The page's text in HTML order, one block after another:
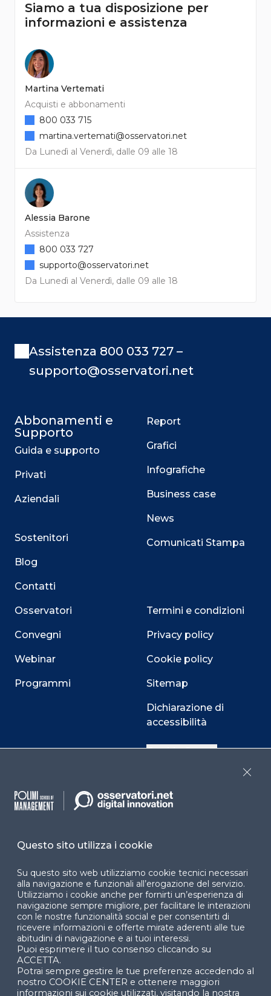
Siamo a tua disposizione per
informazioni e assistenza
Martina Vertemati
Acquisti e abbonamenti
Da Lunedì al Venerdì, dalle 09 alle 18
800 033 715
martina.vertemati@osservatori.net
Alessia Barone
Assistenza
Da Lunedì al Venerdì, dalle 09 alle 18
800 033 727
supporto@osservatori.net
Assistenza 800 033 727 –
supporto@osservatori.net
Abbonamenti e
Supporto
Guida e supporto
Privati
Aziendali
Sostenitori
Blog
Contatti
Osservatori
Convegni
Webinar
Programmi
Report
Grafici
Infografiche
Business case
News
Comunicati Stampa
Termini e condizioni
Privacy policy
Cookie policy
Sitemap
Dichiarazione di
accessibilità
Cookie Center
Facebook LinkedIn
© 2024 Copyright © Politecnico di Milano Dipartimento
di Ingegneria Gestionale
Questo sito utilizza i cookie
Su questo sito web utilizziamo cookie tecnici necessari
alla navigazione e funzionali all’erogazione del servizio.
Utilizziamo i cookie anche per fornirti un’esperienza di
navigazione sempre migliore, per facilitare le interazioni
con le nostre funzionalità social e per consentirti di
ricevere informazioni e offerte mirate aderenti alle tue
abitudini di navigazione e ai tuoi interessi.
Puoi esprimere il tuo consenso cliccando su
ACCETTA.
Potrai sempre gestire le tue preferenze accedendo al
nostro COOKIE CENTER e ottenere maggiori
informazioni sui cookie utilizzati, visitando la nostra